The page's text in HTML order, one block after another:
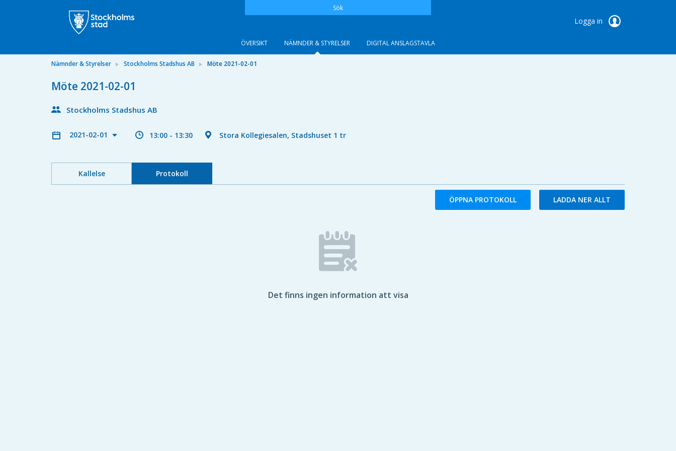
Sök
Logga in
ÖVERSIKT NÄMNDER & STYRELSER DIGITAL ANSLAGSTAVLA
Nämnder & Styrelser Stockholms Stadshus AB Möte 2021-02-01
Möte 2021-02-01
Stockholms Stadshus AB
2021-02-01 13:00 - 13:30 Stora Kollegiesalen, Stadshuset 1 tr
Kallelse Protokoll
ÖPPNA PROTOKOLL LADDA NER ALLT
Det finns ingen information att visa